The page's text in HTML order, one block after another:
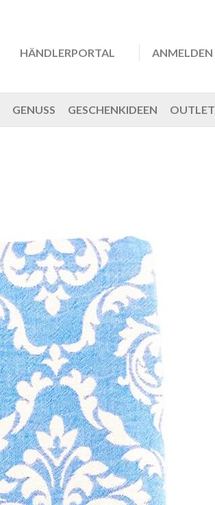
HÄNDLERPORTAL ANMELDEN
GENUSS GESCHENKIDEEN OUTLET